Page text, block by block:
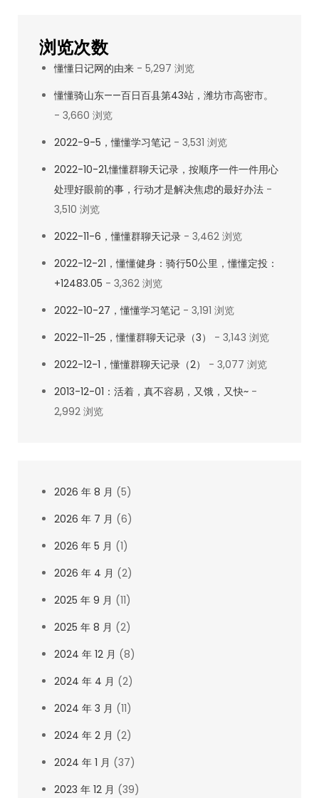
浏览次数
懂懂日记网的由来 - 5,297 浏览
懂懂骑山东——百日百县第43站，潍坊市高密市。
- 3,660 浏览
2022-9-5，懂懂学习笔记 - 3,531 浏览
2022-10-21,懂懂群聊天记录，按顺序一件一件用心
处理好眼前的事，行动才是解决焦虑的最好办法 -
3,510 浏览
2022-11-6，懂懂群聊天记录 - 3,462 浏览
2022-12-21，懂懂健身：骑行50公里，懂懂定投：
+12483.05 - 3,362 浏览
2022-10-27，懂懂学习笔记 - 3,191 浏览
2022-11-25，懂懂群聊天记录（3）
- 3,143 浏览
2022-12-1，懂懂群聊天记录（2）
- 3,077 浏览
2013-12-01：活着，真不容易，又饿，又快~ -
2,992 浏览
2026 年 8 月 (5)
2026 年 7 月 (6)
2026 年 5 月 (1)
2026 年 4 月 (2)
2025 年 9 月 (11)
2025 年 8 月 (2)
2024 年 12 月 (8)
2024 年 4 月 (2)
2024 年 3 月 (11)
2024 年 2 月 (2)
2024 年 1 月 (37)
2023 年 12 月 (39)